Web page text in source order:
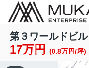
第３ワールドビル
17万円 (0.8万円/坪)